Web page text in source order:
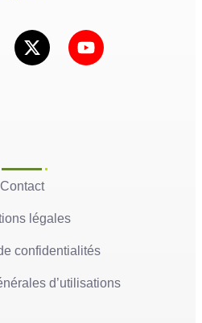
Contact
légales
confidentialités
d’utilisations